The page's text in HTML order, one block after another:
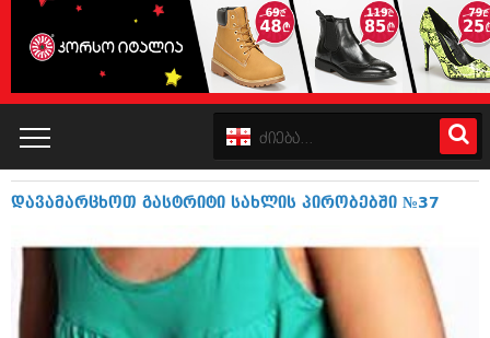
კატალოგი
პოლიტიკა
ინტერვიუები
დავამარცხოთ გასტრიტი სახლის პირობებში №37